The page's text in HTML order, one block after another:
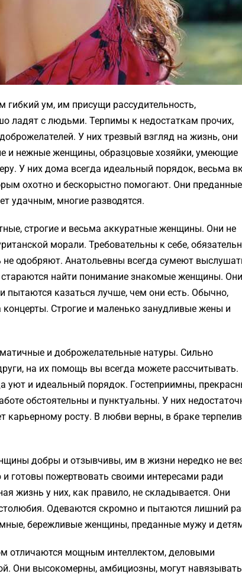
гибкий ум, им присущи рассудительность,
ладят с людьми. Терпимы к недостаткам прочих,
У них трезвый взгляд на жизнь, они
и нежные женщины, образцовые хозяйки, умеющие
У них дома всегда идеаль­ный порядок, весьма
охотно и бескорыстно помогают. Они преданные
удачным, многие разводятся.
строгие и весьма аккуратные женщины. Они не
морали. Требовательны к себе,
не одобряют. Анатольевны всегда сумеют
стараются найти понимание знакомые женщины. Они
пытаются казаться лучше, чем они есть. Обычно,
Строгие и маленько занудливые жены и
и доброже­лательные натуры. Сильно
на их помощь вы всегда можете рассчитывать.
уют и идеальный порядок. Гостеприимны,
обстоятельны и пунктуальны. У них
карьерному росту. В любви верны, в браке
добры и отзывчивы, им в жизни нередко не
готовы пожертвовать своими интересами ради
жизнь у них, как пра­вило, не складывается. Они
Одеваются скромно и пытаются лишний
бережливые женщины, преданные мужу и
отличаются мощным интеллектом, деловыми
Они высокомерны, амбициозны, могут навязывать